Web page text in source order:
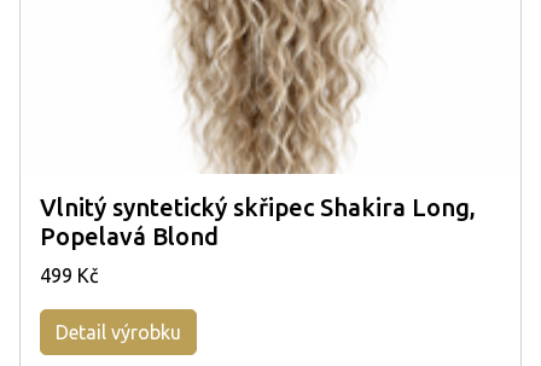
Vlnitý syntetický skřipec Shakira Long,
Popelavá Blond
499 Kč
Detail výrobku